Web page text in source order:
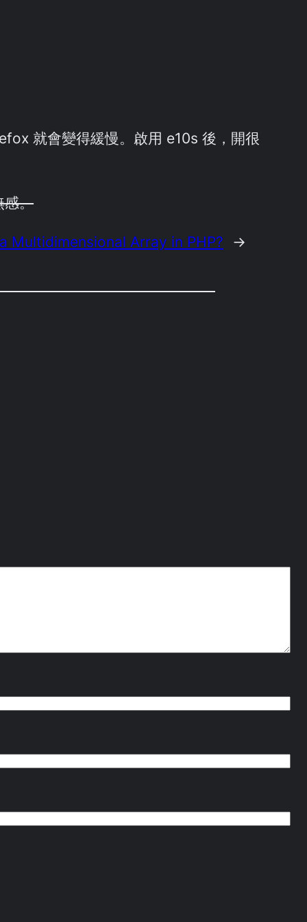
就會變得緩慢。啟用 e10s 後，開很
感。
Multidimensional Array in PHP? →